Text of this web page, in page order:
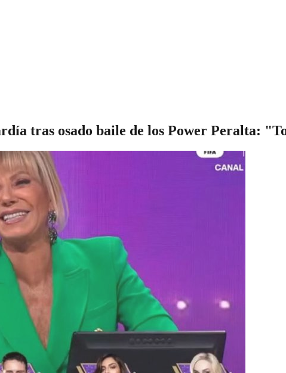
tras osado baile de los Power Peralta: